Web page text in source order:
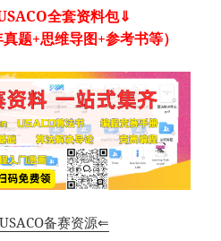
全套资料包⇓
题+思维导图+参考书等）
备赛资源⇐